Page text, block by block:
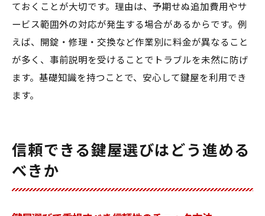
緊急対応で失敗しないための鍵屋選び
鍵屋の選び方ガイドで安心を手に入れる
鍵屋選びで押さえるべき基本ポイント
安心して依頼できる鍵屋の見分け方
鍵屋と長く付き合うための信頼構築術
ておくことが大切です。理由は、予期せぬ追加費用やサ
ービス範囲外の対応が発生する場合があるからです。例
えば、開錠・修理・交換など作業別に料金が異なること
が多く、事前説明を受けることでトラブルを未然に防げ
ます。基礎知識を持つことで、安心して鍵屋を利用でき
ます。
信頼できる鍵屋選びはどう進める
べきか